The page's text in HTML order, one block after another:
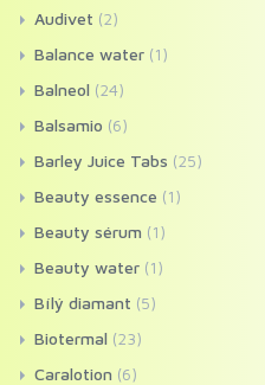
Audivet (2)
Balance water (1)
Balneol (24)
Balsamio (6)
Barley Juice Tabs (25)
Beauty essence (1)
Beauty sérum (1)
Beauty water (1)
Bílý diamant (5)
Biotermal (23)
Caralotion (6)